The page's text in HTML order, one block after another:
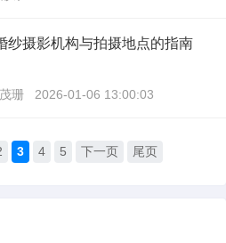
纱摄影机构与拍摄地点的指南
珊 2026-01-06 13:00:03
3 4 5 下一页 尾页